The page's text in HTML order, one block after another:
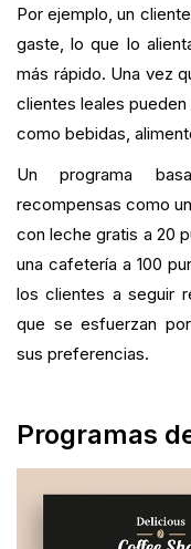
Por ejemplo, un
gaste, lo que lo
más rápido. Una vez
clientes leales
como bebidas,
Un programa
recompensas como
con leche gratis a 20
una cafetería a 100
los clientes a seguir
que se esfuerzan
sus preferencias.
Programas